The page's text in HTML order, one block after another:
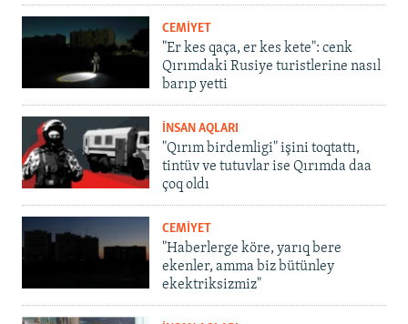
CEMİYET
"Er kes qaça, er kes kete": cenk
Qırımdaki Rusiye turistlerine nasıl
barıp yetti
İNSAN AQLARI
"Qırım birdemligi" işini toqtattı,
tintüv ve tutuvlar ise Qırımda daa
çoq oldı
CEMİYET
"Haberlerge köre, yarıq bere
ekenler, amma biz bütünley
ekektriksizmiz"